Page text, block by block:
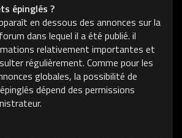
épinglés ?
en dessous des annonces sur la
dans lequel il a été publié. il
relativement importantes et
régulièrement. Comme pour les
globales, la possibilité de
dépend des permissions